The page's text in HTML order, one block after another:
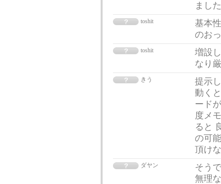
まし
toshit
基本
のお
toshit
増設
なり
きう
提示
動く
ード
度メ
ると
の可
頂け
ダヤン
そう
無理